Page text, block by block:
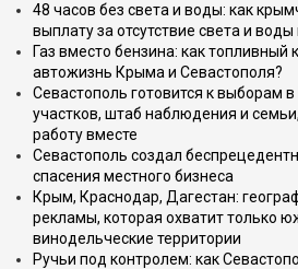
48 часов без света и воды: как
выплату за отсутствие света и
Газ вместо бензина: как топливный
автожизнь Крыма и Севастополя?
Севастополь готовится к выборам в
участков, штаб наблюдения и
работу вместе
Севастополь создал
спасения местного бизнеса
Крым, Краснодар, Дагестан:
рекламы, которая охватит только
винодельческие территории
Ручьи под контролем: как